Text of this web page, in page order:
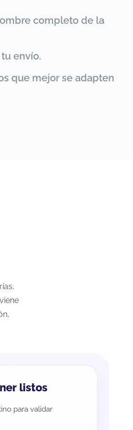
completo de la
envío.
que mejor se adapten
listos
para validar